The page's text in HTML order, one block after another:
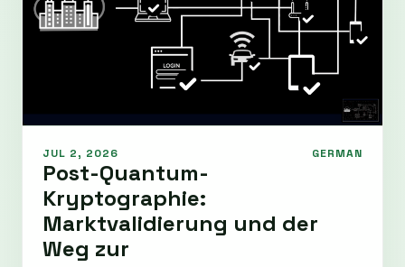
JUL 2, 2026 GERMAN
Post-Quantum-
Kryptographie:
Marktvalidierung und der
Weg zur